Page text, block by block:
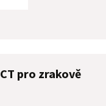
pro zrakově